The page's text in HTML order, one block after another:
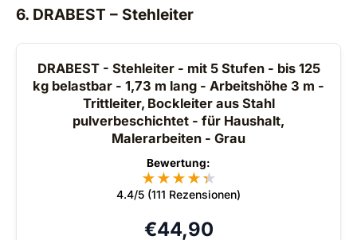
6. DRABEST – Stehleiter
DRABEST - Stehleiter - mit 5 Stufen - bis 125
kg belastbar - 1,73 m lang - Arbeitshöhe 3 m -
Trittleiter, Bockleiter aus Stahl
pulverbeschichtet - für Haushalt,
Malerarbeiten - Grau
Bewertung:
★★★★★
★
4.4/5 (111 Rezensionen)
€44,90